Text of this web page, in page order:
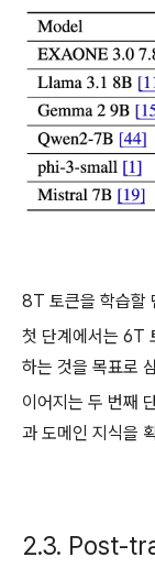
8T 토큰을 학습할
첫 단계에서는 6T
하는 것을 목표로
이어지는 두 번째
과 도메인 지식을
2.3. Post-